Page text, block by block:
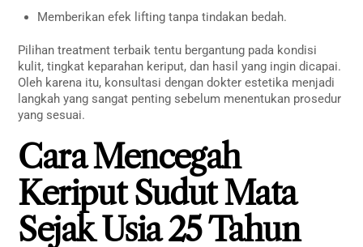
Memberikan efek lifting tanpa tindakan bedah.
Pilihan treatment terbaik tentu bergantung pada kondisi
kulit, tingkat keparahan keriput, dan hasil yang ingin dicapai.
Oleh karena itu, konsultasi dengan dokter estetika menjadi
langkah yang sangat penting sebelum menentukan prosedur
yang sesuai.
Cara Mencegah
Keriput Sudut Mata
Sejak Usia 25 Tahun